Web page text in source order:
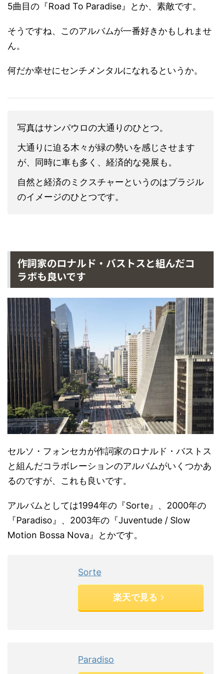
5曲目の『Road To Paradise』とか、素敵です。
そうですね、このアルバムが一番好きかもしれませ
ん。
何だか幸せにセンチメンタルになれるというか。
写真はサンパウロの大通りのひとつ。
大通りに迫る木々が緑の勢いを感じさせます
が、同時に車も多く、経済的な発展も。
自然と経済のミクスチャーというのはブラジル
のイメージのひとつです。
作詞家のロナルド・バストスと組んだコ
ラボも良いです
セルソ・フォンセカが作詞家のロナルド・バストス
と組んだコラボレーションのアルバムがいくつかあ
るのですが、これも良いです。
アルバムとしては1994年の『Sorte』、2000年の
『Paradiso』、2003年の『Juventude / Slow
Motion Bossa Nova』とかです。
Sorte
楽天で見る
Paradiso